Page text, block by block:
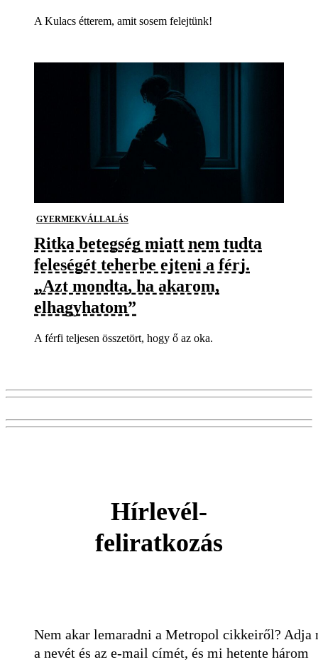
A Kulacs étterem, amit sosem felejtünk!
GYERMEKVÁLLALÁS
Ritka betegség miatt nem tudta
feleségét teherbe ejteni a férj.
„Azt mondta, ha akarom,
elhagyhatom”
A férfi teljesen összetört, hogy ő az oka.
Hírlevél-
feliratkozás
Nem akar lemaradni a Metropol cikkeiről? Adja
a nevét és az e-mail címét, és mi hetente három